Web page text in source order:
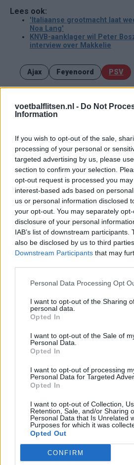
voetbalflitsen.nl - Do Not
Information
If you wish to opt-out of the sale,
processing of your personal or
targeted advertising by us, please
section to confirm your selection.
opt-out request is processed you
interest-based ads based on
us or personal information disclosed
your opt-out. You may separately
disclosure of your personal
IAB’s list of downstream participants.
also be disclosed by us to third
Downstream Participants that may
Personal Data Processing Opt
I want to opt-out of the Sharing
personal data.
Opted In
I want to opt-out of the Sale of
Personal Data.
Opted In
I want to opt-out of processing
Personal Data for Targeted
Opted In
I want to opt-out of Collection,
Retention, Sale, and/or Sharing
Personal Data that Is Unrelated
Purposes for which it was
Opted Out
CONFIRM
Lees ook:
'Italiaanse grootmacht laat
Noa Lang'
KNVB-aanklager wil Peter
interview over Makkelie
Ajax Feyenoord PSV
tegen FC Eindhoven
afhaakt? Deze opties heeft
PSV-shirts zorgen voor
Rotterdams Zomercarnaval:
Zorgen nemen toe bij PSV:
eisen defensieve versterkingen
Ooit de toekomst van PSV,
uitgang: het verhaal van
Van Bommel begint bij
Transferclausule Joey
dit bedrag kan PSV'er
Dit ziet de Belgische
Bommel als nieuwe
Nieuw spoor voor PSV:
serieuze optie
Italiaanse media: Perisic
van Internazionale
Bosz wil niets weten van
kapt interview abrupt af